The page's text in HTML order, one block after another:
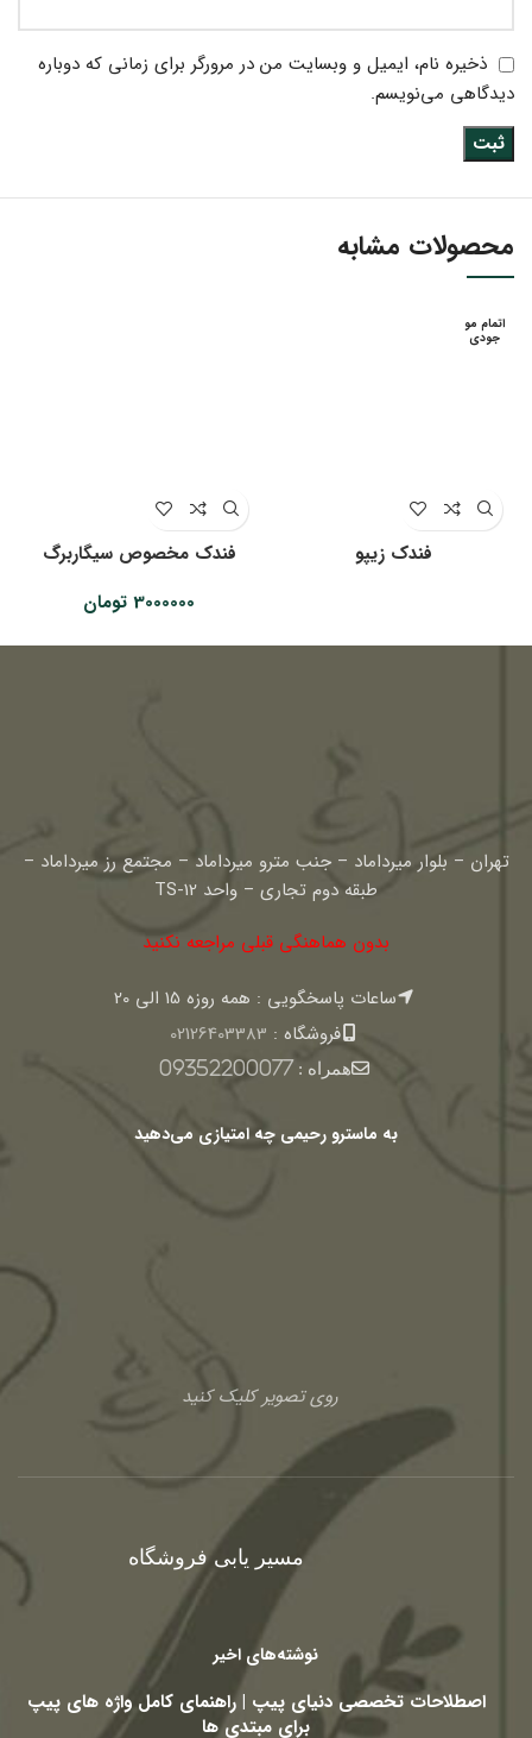
ذخیره نام، ایمیل و وبسایت من در مرورگر برای زمانی که دوباره
دیدگاهی می‌نویسم.
محصولات مشابه
اتمام مو
جودی
فندک زیپو
فندک مخصوص سیگاربرگ
3000000 تومان
تهران – بلوار میرداماد – جنب مترو میرداماد – مجتمع رز میرداماد –
طبقه دوم تجاری – واحد TS-12
بدون هماهنگی قبلی مراجعه نکنید
ساعات پاسخگویی : همه روزه 15 الی 20
فروشگاه : 02126403383
همراه :09352200077
به ماسترو رحیمی چه امتیازی می‌دهید
روی تصویر کلیک کنید
مسیر یابی فروشگاه
نوشته‌های اخیر
اصطلاحات تخصصی دنیای پیپ | راهنمای کامل واژه های پیپ
برای مبتدی ها